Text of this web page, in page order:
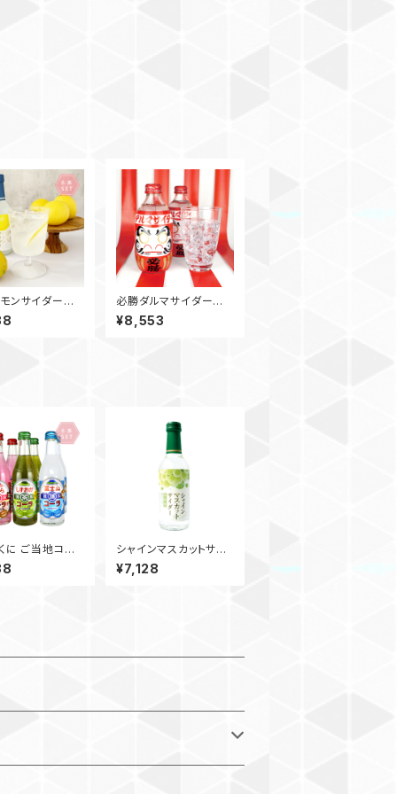
ンサイダー 2
ン / 6本入
必勝ダルマサイダー 3
00ml ビン / 24本入
¥8,553
に ご当地コー
ット
シャインマスカットサイ
ダー 240ml ビン / 2
0本入
¥7,128